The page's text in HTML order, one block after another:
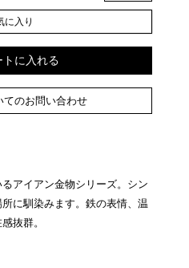
に入り
トに入れる
てのお問い合わせ
アイアン金物シリーズ。シン
に馴染みます。鉄の表情、温
抜群。